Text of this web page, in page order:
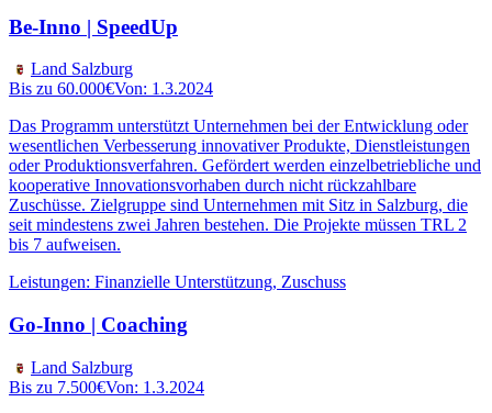
Be-Inno | SpeedUp
Land Salzburg
Bis zu 60.000€Von: 1.3.2024
Das Programm unterstützt Unternehmen bei der Entwicklung oder
wesentlichen Verbesserung innovativer Produkte, Dienstleistungen
oder Produktionsverfahren. Gefördert werden einzelbetriebliche und
kooperative Innovationsvorhaben durch nicht rückzahlbare
Zuschüsse. Zielgruppe sind Unternehmen mit Sitz in Salzburg, die
seit mindestens zwei Jahren bestehen. Die Projekte müssen TRL 2
bis 7 aufweisen.
Leistungen: Finanzielle Unterstützung, Zuschuss
Go-Inno | Coaching
Land Salzburg
Bis zu 7.500€Von: 1.3.2024